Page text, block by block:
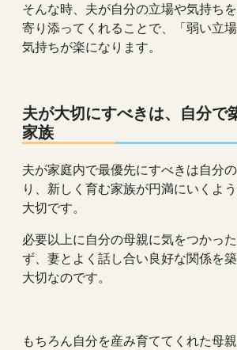
そんな時、夫が自分の立場や気持ち
寄り添ってくれることで、「弱い立
気持ちが楽になります。
夫が大切にすべきは、自分で
家族
夫が家庭内で最優先にすべきは自分
り、新しく育む家族が円満にいくよ
大切です。
必要以上に自分の母親に気をつかっ
ず、妻とよく話し合い良好な関係を
大切なのです。
もちろん自分を産み育ててくれた母